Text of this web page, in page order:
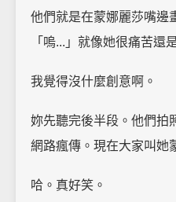
他們就是在蒙娜麗莎嘴邊
「嗚...」就像她很痛苦還
我覺得沒什麼創意啊。
妳先聽完後半段。他們拍
網路瘋傳。現在大家叫她
哈。真好笑。